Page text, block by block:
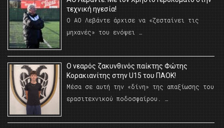
τεχνική ηγεσία!
Ο ΑΟ Λεβάντε άρχισε να «ζεσταίνει τις
μηχανές» του ενόψει …
O νεαρός ζακυνθινός παίκτης Φώτης
Κορακιανίτης στην U15 του ΠΑΟΚ!
Μέσα σε αυτή την «δίνη» της απαξίωσης του
ερασιτεχνικού ποδοσφαίρου. …